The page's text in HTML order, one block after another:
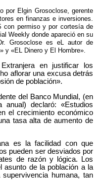
por Elgin Grosoclose, gerente
en finanzas e inversiones.
con permiso y por cortesía de
Weekly donde apareció en su
Grosoclose es eL autor de
y «EL Dinero y El Hombre».
en justificar los
aflorar una excusa detrás
de población».
del Banco Mundial, (en
anual) declaró: «Estudios
el crecimiento económico
tasa alta de aumento de
es la facilidad con que
pueden ser desviados por
de razón y lógica. Los
asunto de la población a la
humana, tan